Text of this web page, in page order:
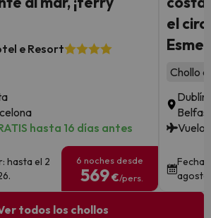
e Resort
hasta 16 días antes
hasta el 2
6 noches desde
569€/pers.
el
Chollo
Dublín
todos los chollos